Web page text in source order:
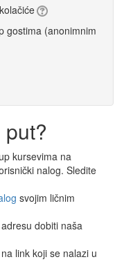
gostima (anonimnim
kursevima na
nalog. Sledite
svojim ličnim
dobiti naša
link koji se nalazi u